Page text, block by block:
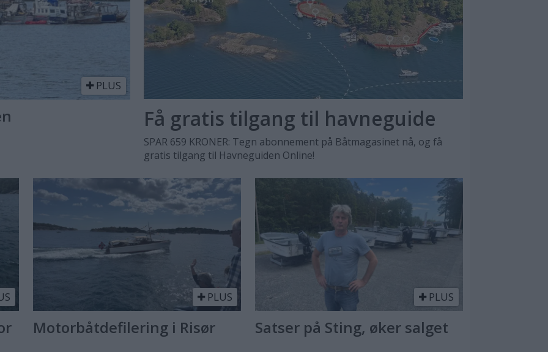
PLUS
Få gratis tilgang til havneguide
SPAR 659 KRONER: Tegn abonnement på Båtmagasinet nå, og få
gratis tilgang til Havneguiden Online!
PLUS
Motorbåtdefilering i Risør
PLUS
Satser på Sting, øker salget